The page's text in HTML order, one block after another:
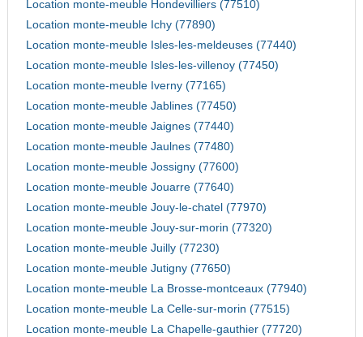
Location monte-meuble Hondevilliers (77510)
Location monte-meuble Ichy (77890)
Location monte-meuble Isles-les-meldeuses (77440)
Location monte-meuble Isles-les-villenoy (77450)
Location monte-meuble Iverny (77165)
Location monte-meuble Jablines (77450)
Location monte-meuble Jaignes (77440)
Location monte-meuble Jaulnes (77480)
Location monte-meuble Jossigny (77600)
Location monte-meuble Jouarre (77640)
Location monte-meuble Jouy-le-chatel (77970)
Location monte-meuble Jouy-sur-morin (77320)
Location monte-meuble Juilly (77230)
Location monte-meuble Jutigny (77650)
Location monte-meuble La Brosse-montceaux (77940)
Location monte-meuble La Celle-sur-morin (77515)
Location monte-meuble La Chapelle-gauthier (77720)